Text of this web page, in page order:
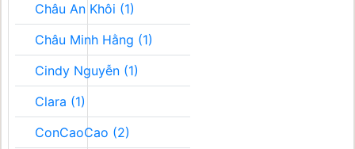
Châu An Khôi (1)
Châu Minh Hằng (1)
Cindy Nguyễn (1)
Clara (1)
ConCaoCao (2)